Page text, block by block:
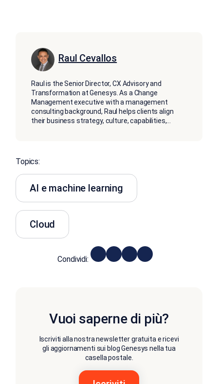
Raul Cevallos
Raul is the Senior Director, CX Advisory and
Transformation at Genesys. As a Change
Management executive with a management
consulting background, Raul helps clients align
their business strategy, culture, capabilities,
Topics:
AI e machine learning
Cloud
Condividi:
Vuoi saperne di più?
Iscriviti alla nostra newsletter gratuita e ricevi
gli aggiornamenti sui blog Genesys nella tua
casella postale.